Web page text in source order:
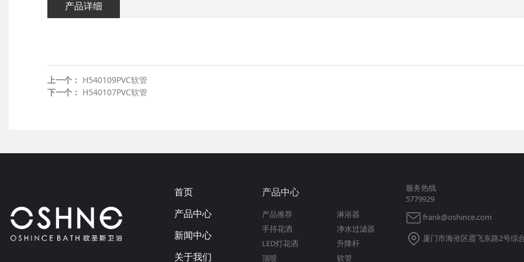
产品详细
上一个： H540109PVC软管
下一个： H540107PVC软管
首页
产品中心
新闻中心
关于我们
产品中心
产品推荐
手持花洒
LED灯花洒
顶喷
淋浴器
净水过滤器
升降杆
软管
服务热线
5779929
frank@oshince.com
厦门市海沧区霞飞东路2号综